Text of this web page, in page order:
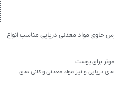
مواد معدنی دریایی مناسب انواع
برای پوست
دریایی و نیز مواد معدنی و کانی های